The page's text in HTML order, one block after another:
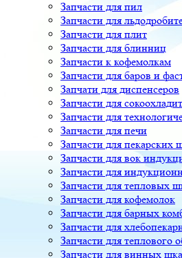
Запчасти для пил
Запчасти для
Запчасти для плит
Запчасти для блинниц
Запчасти к кофемолкам
Запчасти для баров и
Запчати для диспенсеров
Запчасти для
Запчасти для
Запчасти для печи
Запчасти для пекарских
Запчасти для вок
Запчасти для
Запчасти для тепловых
Запчасти для кофемолок
Запчасти для барных
Запчасти для
Запчасти для теплового
Запчасти для винных